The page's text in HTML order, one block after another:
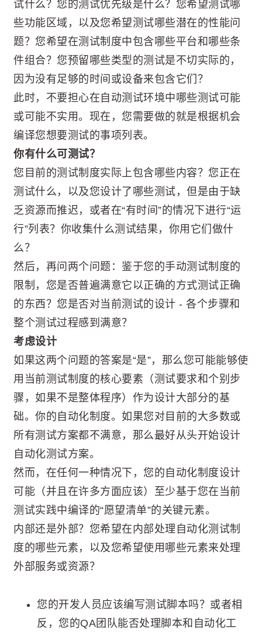
试什么？您的测试优先级是什么？您希望测试哪
些功能区域，以及您希望测试哪些潜在的性能问
题？您希望在测试制度中包含哪些平台和哪些条
件组合？您预留哪些类型的测试是不切实际的，
因为没有足够的时间或设备来包含它们？
此时，不要担心在自动测试环境中哪些测试可能
或可能不实用。现在，您需要做的就是根据机会
编译您想要测试的事项列表。
你有什么可测试？
您目前的测试制度实际上包含哪些内容？您正在
测试什么，以及您设计了哪些测试，但是由于缺
乏资源而推迟，或者在“有时间”的情况下进行“运
行”列表？你收集什么测试结果，你用它们做什
么？
然后，再问两个问题：鉴于您的手动测试制度的
限制，您是否普遍满意它以正确的方式测试正确
的东西？您是否对当前测试的设计 - 各个步骤和
整个测试过程感到满意？
考虑设计
如果这两个问题的答案是“是”，那么您可能能够使
用当前测试制度的核心要素（测试要求和个别步
骤，如果不是整体程序）作为设计大部分的基
础。你的自动化制度。如果您对目前的大多数或
所有测试方案都不满意，那么最好从头开始设计
自动化测试方案。
然而，在任何一种情况下，您的自动化制度设计
可能（并且在许多方面应该）至少基于您在当前
测试实践中编译的“愿望清单”的关键元素。
内部还是外部？您希望在内部处理自动化测试制
度的哪些元素，以及您希望使用哪些元素来处理
外部服务或资源？
您的开发人员应该编写测试脚本吗？或者相
反，您的QA团队能否处理脚本和自动化工